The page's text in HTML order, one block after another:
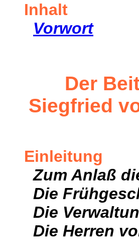
Inhalt
Vorwort
Der
Siegfried
Einleitung
Zum Anlaß
Die
Die
Die Herren